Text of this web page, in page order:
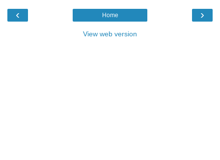
‹ ›
Home
View web version